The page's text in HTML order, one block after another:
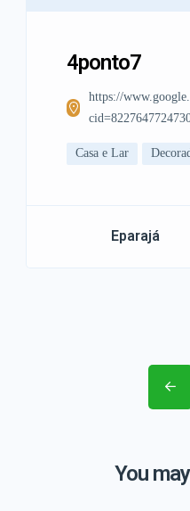
4ponto7
https://
Casa e Lar
Eparajá
You